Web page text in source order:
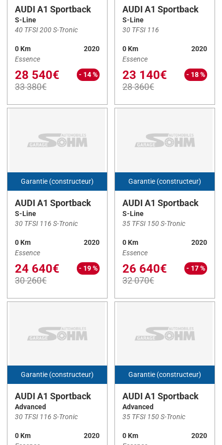
Particulier
Nos marques
AUDI (13)
Nos modèles
308 (1)
508
(8)
A1 Sportback
BOXER FG
C4 (1)
C5 Aircross
Cee'd (18)
CLIO VI (3)
DOLPHIN SURF (1)
DS3 Crossback (20)
ESPACE VI (1)
Ibiza (10)
AUDI A1 Sportback
S-Line
40 TFSI 200 S-Tronic
0 Km
2020
Essence
28 540€
33 380€
- 14 %
AUDI A1 Sportback
S-Line
30 TFSI 116
0 Km
2020
Essence
23 140€
28 360€
- 18 %
Garantie (constructeur)
AUDI A1 Sportback
S-Line
30 TFSI 116 S-Tronic
0 Km
2020
Essence
24 640€
30 260€
- 19 %
Garantie (constructeur)
AUDI A1 Sportback
S-Line
35 TFSI 150 S-Tronic
0 Km
2020
Essence
26 640€
32 070€
- 17 %
Garantie (constructeur)
AUDI A1 Sportback
Advanced
30 TFSI 116 S-Tronic
0 Km
2020
Garantie (constructeur)
AUDI A1 Sportback
Advanced
35 TFSI 150 S-Tronic
0 Km
2020